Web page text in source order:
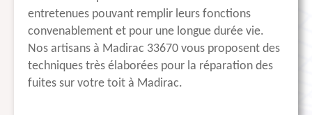
entretenues pouvant remplir leurs fonctions
convenablement et pour une longue durée vie.
Nos artisans à Madirac 33670 vous proposent des
techniques très élaborées pour la réparation des
fuites sur votre toit à Madirac.